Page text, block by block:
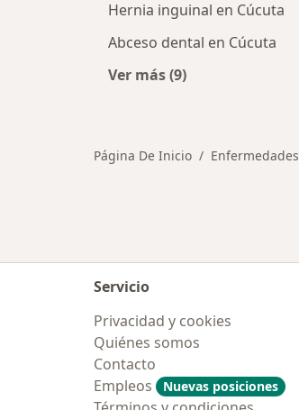
Hernia inguinal en Cúcuta
Abceso dental en Cúcuta
Ver más (9)
Página De Inicio Enfermedades
Servicio
Privacidad y cookies
Quiénes somos
Contacto
Empleos
Nuevas posiciones